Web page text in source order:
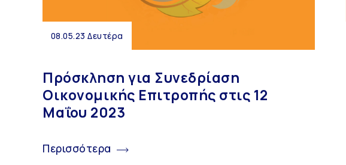
08.05.23 Δευτέρα
Πρόσκληση για Συνεδρίαση
Οικονομικής Επιτροπής στις 12
Μαΐου 2023
Περισσότερα